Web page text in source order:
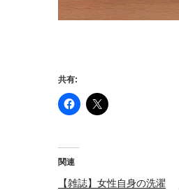
共有:
関連
【雑誌】女性自身の洗濯